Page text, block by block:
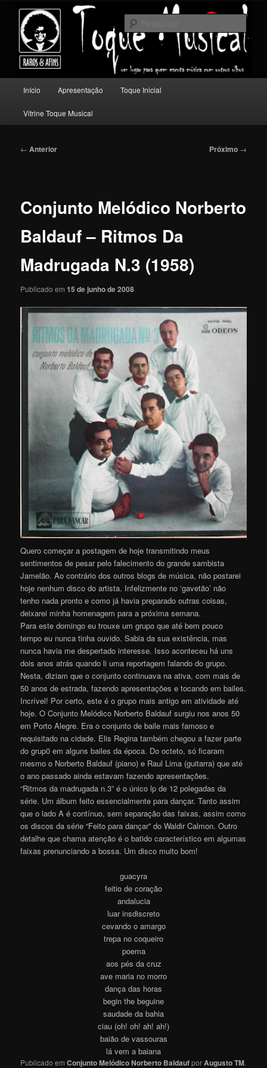
conteúdo
principalToque Musical
Um lugar para quem escuta música com outros olhos.
principal
Início Apresentação Toque Inicial
Vitrine Toque Musical
Navegação
← Anterior Próximo →
Conjunto Melódico Norberto
Baldauf – Ritmos Da
Madrugada N.3 (1958)
Publicado em15 de junho de 2008
Quero começar a postagem de hoje transmitindo meus
sentimentos de pesar pelo falecimento do grande sambista
Jamelão. Ao contrário dos outros blogs de música, não postarei
hoje nenhum disco do artista. Infelizmente no ‘gavetão’ não
tenho nada pronto e como já havia preparado outras coisas,
deixarei minha homenagem para a próxima semana.
Para este domingo eu trouxe um grupo que até bem pouco
tempo eu nunca tinha ouvido. Sabia da sua existência, mas
nunca havia me despertado interesse. Isso aconteceu há uns
dois anos atrás quando li uma reportagem falando do grupo.
Nesta, diziam que o conjunto continuava na ativa, com mais de
50 anos de estrada, fazendo apresentações e tocando em bailes.
Incrível! Por certo, este é o grupo mais antigo em atividade até
hoje. O Conjunto Melódico Norberto Baldauf surgiu nos anos 50
em Porto Alegre. Era o conjunto de baile mais famoso e
requisitado na cidade. Elis Regina também chegou a fazer parte
do grup0 em alguns bailes da época. Do octeto, só ficaram
mesmo o Norberto Baldauf (piano) e Raul Lima (guitarra) que até
o ano passado ainda estavam fazendo apresentações.
“Ritmos da madrugada n.3” é o único lp de 12 polegadas da
série. Um álbum feito essencialmente para dançar. Tanto assim
que o lado A é contínuo, sem separação das faixas, assim como
os discos da série “Feito para dançar” do Waldir Calmon. Outro
detalhe que chama atenção é o batido característico em algumas
faixas prenunciando a bossa. Um disco muito bom!
guacyra
feitio de coração
andalucia
luar insdiscreto
cevando o amargo
trepa no coqueiro
poema
aos pés da cruz
ave maria no morro
dança das horas
begin the beguine
saudade da bahia
ciau (oh! oh! ah! ah!)
baião de vassouras
lá vem a baiana
Publicado emConjunto Melódico Norberto BaldaufporAugusto TM.